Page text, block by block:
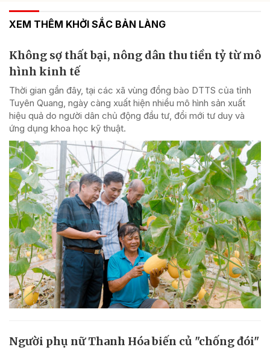
XEM THÊM KHỞI SẮC BẢN LÀNG
Không sợ thất bại, nông dân thu tiền tỷ từ mô
hình kinh tế
Thời gian gần đây, tại các xã vùng đồng bào DTTS của tỉnh
Tuyên Quang, ngày càng xuất hiện nhiều mô hình sản xuất
hiệu quả do người dân chủ động đầu tư, đổi mới tư duy và
ứng dụng khoa học kỹ thuật.
Người phụ nữ Thanh Hóa biến củ "chống đói"